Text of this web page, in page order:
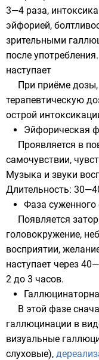
3—4 раза,
эйфорией,
зрительными
после
наступает
При приёме
терапевтическую
острой
Эйфорическая
Проявляется в
самочувствии,
Музыка и звуки
Длительность:
Фаза суженного
Появляется
головокружение,
восприятии,
наступает через
2 до 3 часов.
В этой фазе
галлюцинации в
визуальные
слуховые),